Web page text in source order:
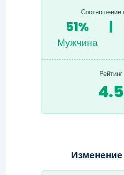
Соотношение
51%
Мужчина
Рейтинг
4.5